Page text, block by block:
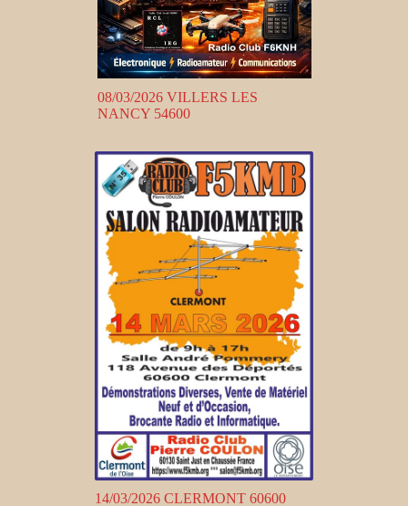
08/03/2026 VILLERS LES
NANCY 54600
14/03/2026 CLERMONT 60600